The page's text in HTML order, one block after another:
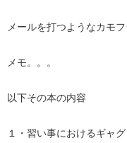
メールを打つようなカモ
メモ。。。
以下その本の内容
１・習い事におけるギャグ